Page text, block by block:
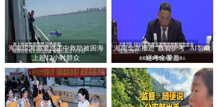
海南琼海海警巡逻中救助被困海
上超12小时群众
海南全面推进“数智护考” AI智能
巡考全覆盖